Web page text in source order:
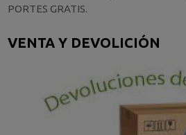
PORTES GRATIS.
VENTA Y DEVOLICIÓN